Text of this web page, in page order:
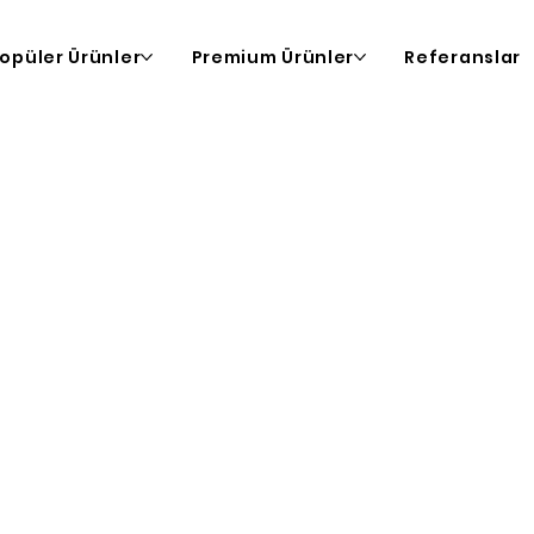
Ürünler Premium Ürünler Referanslar